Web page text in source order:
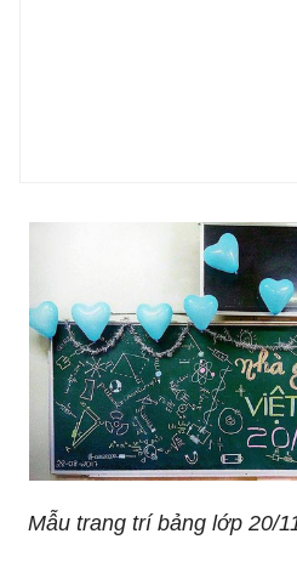
Mẫu trang trí bảng lớp 20/